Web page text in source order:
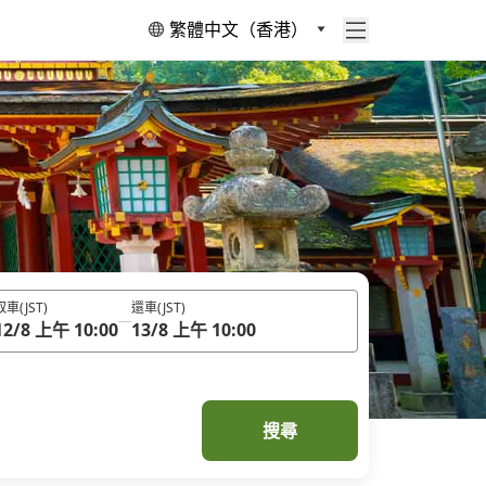
繁體中文（香港）
車(JST)
8 上午 10:00
還車(JST)
13/8 上午 10:00
搜尋